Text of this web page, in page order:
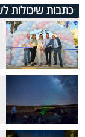
כתבות שיכולות